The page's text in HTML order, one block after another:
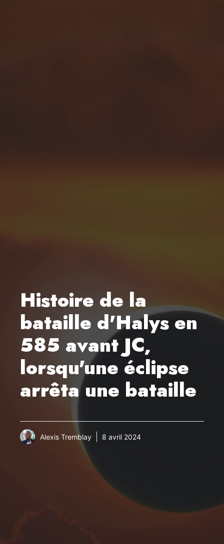
Histoire de la
bataille d'Halys en
585 avant JC,
lorsqu'une éclipse
arrêta une bataille
Alexis Tremblay 8 avril 2024